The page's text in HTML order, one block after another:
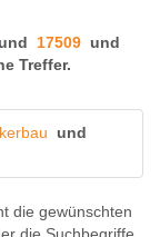
und 17509 und
Treffer.
und
die gewünschten